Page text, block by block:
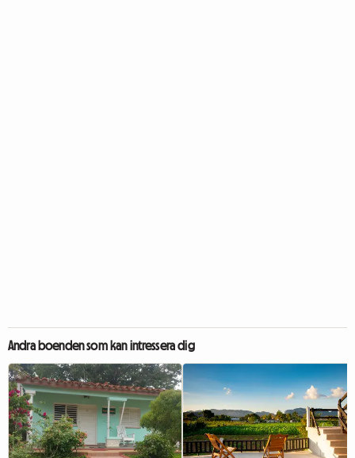
Andra boenden som kan intressera dig